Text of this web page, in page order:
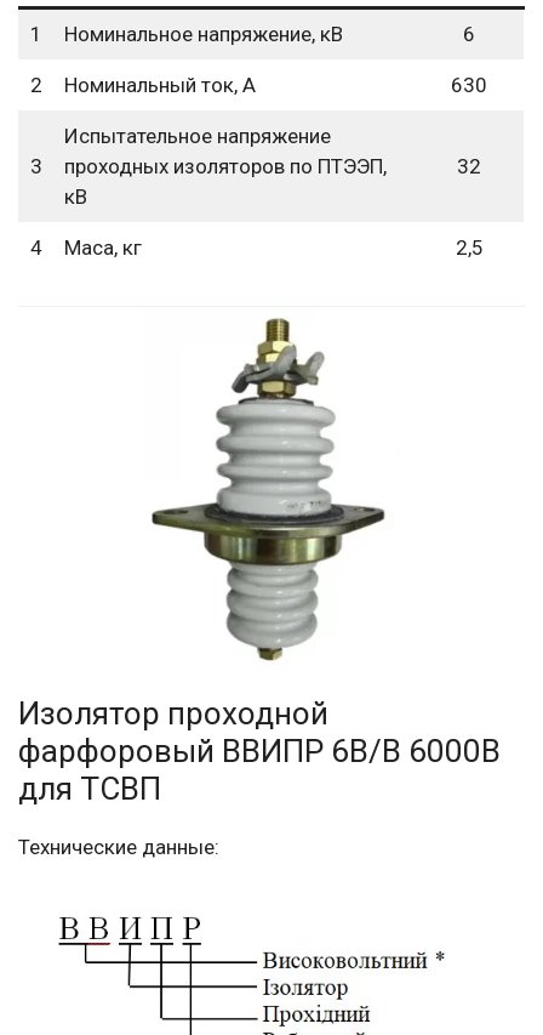
1 Номинальное напряжение, кВ 6
2 Номинальный ток, А 630
3
Испытательное напряжение
проходных изоляторов по ПТЭЭП,
кВ
32
4 Маса, кг 2,5
Изолятор проходной
фарфоровый ВВИПР 6В/В 6000В
для ТСВП
Технические данные: